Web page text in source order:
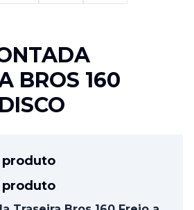
BROS 160
produto
produto